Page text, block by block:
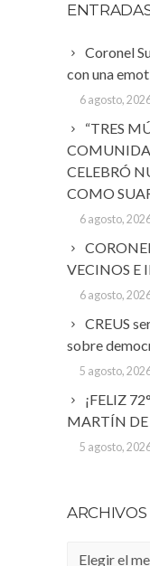
Coronel
con una
6 agosto,
“TRES
CELEBRÓ
COMO
6 agosto,
VECINOS E
6 agosto,
CREUS
sobre
5 agosto,
¡FELIZ
MARTÍN
5 agosto,
ARCHIVOS
Archivos